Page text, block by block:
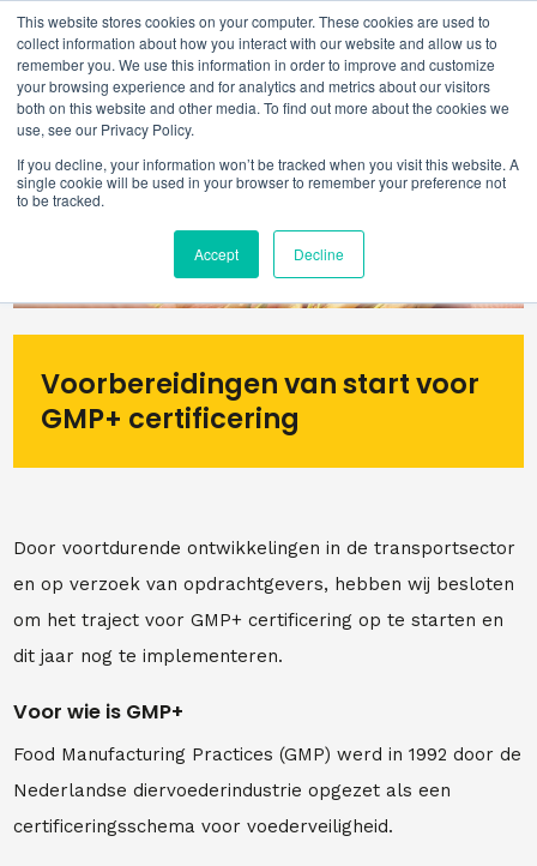
This website stores cookies on your computer. These cookies are used to
collect information about how you interact with our website and allow us to
remember you. We use this information in order to improve and customize
your browsing experience and for analytics and metrics about our visitors
both on this website and other media. To find out more about the cookies we
use, see our Privacy Policy.
If you decline, your information won’t be tracked when you visit this website. A
single cookie will be used in your browser to remember your preference not
to be tracked.
Accept Decline
Voorbereidingen van start voor
GMP+ certificering
Door voortdurende ontwikkelingen in de transportsector
en op verzoek van opdrachtgevers, hebben wij besloten
om het traject voor GMP+ certificering op te starten en
dit jaar nog te implementeren.
Voor wie is GMP+
Food Manufacturing Practices (GMP) werd in 1992 door de
Nederlandse diervoederindustrie opgezet als een
certificeringsschema voor voederveiligheid.